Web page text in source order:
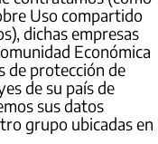
Uso compartido
dichas empresas
Económica
de protección de
de su país de
sus datos
grupo ubicadas en